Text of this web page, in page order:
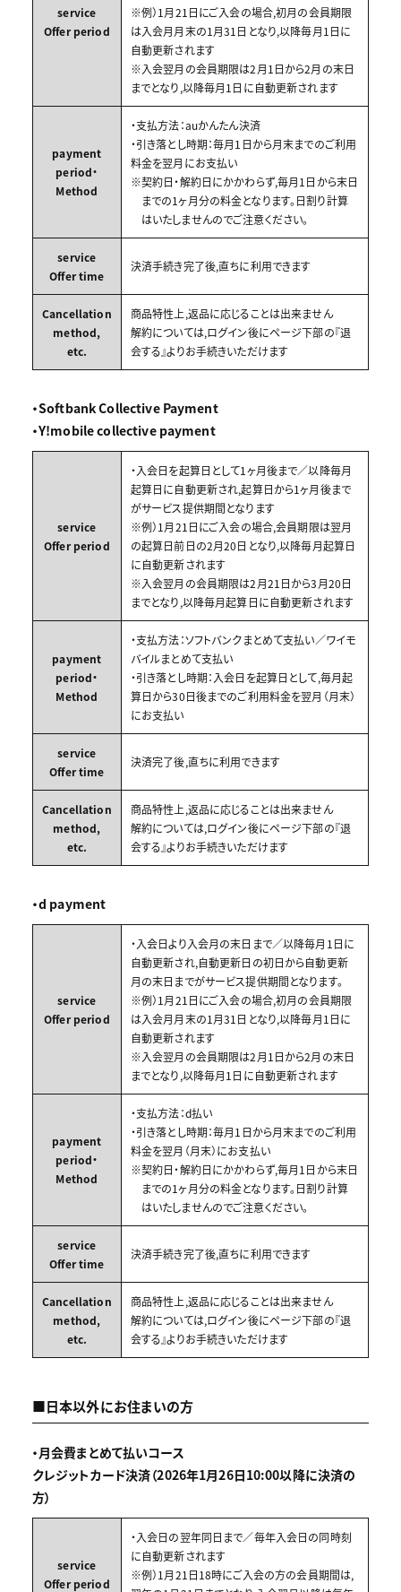
service
Offer period
※例）1月21日にご入会の場合,初月の会員期限
は入会月月末の1月31日となり,以降毎月1日に
自動更新されます
※入会翌月の会員期限は2月1日から2月の末日
までとなり,以降毎月1日に自動更新されます
payment
period・
Method
・支払方法：auかんたん決済
・引き落とし時期：毎月1日から月末までのご利用
料金を翌月にお支払い
※契約日・解約日にかかわらず,毎月1日から末日
までの1ヶ月分の料金となります。日割り計算
はいたしませんのでご注意ください。
service
Offer time
決済手続き完了後,直ちに利用できます
Cancellation
method,
etc.
商品特性上,返品に応じることは出来ません
解約については,ログイン後にページ下部の『退
会する』よりお手続きいただけます
・Softbank Collective Payment
・Y!mobile collective payment
service
Offer period
・入会日を起算日として1ヶ月後まで／以降毎月
起算日に自動更新され,起算日から1ヶ月後まで
がサービス提供期間となります
※例）1月21日にご入会の場合,会員期限は翌月
の起算日前日の2月20日となり,以降毎月起算日
に自動更新されます
※入会翌月の会員期限は2月21日から3月20日
までとなり,以降毎月起算日に自動更新されます
payment
period・
Method
・支払方法：ソフトバンクまとめて支払い／ワイモ
バイルまとめて支払い
・引き落とし時期：入会日を起算日として,毎月起
算日から30日後までのご利用料金を翌月（月末）
にお支払い
service
Offer time
決済完了後,直ちに利用できます
Cancellation
method,
etc.
商品特性上,返品に応じることは出来ません
解約については,ログイン後にページ下部の『退
会する』よりお手続きいただけます
・d payment
service
Offer period
・入会日より入会月の末日まで／以降毎月1日に
自動更新され,自動更新日の初日から自動更新
月の末日までがサービス提供期間となります。
※例）1月21日にご入会の場合,初月の会員期限
は入会月月末の1月31日となり,以降毎月1日に
自動更新されます
※入会翌月の会員期限は2月1日から2月の末日
までとなり,以降毎月1日に自動更新されます
payment
period・
Method
・支払方法：d払い
・引き落とし時期：毎月1日から月末までのご利用
料金を翌月（月末）にお支払い
※契約日・解約日にかかわらず,毎月1日から末日
までの1ヶ月分の料金となります。日割り計算
はいたしませんのでご注意ください。
service
Offer time
決済手続き完了後,直ちに利用できます
Cancellation
method,
etc.
商品特性上,返品に応じることは出来ません
解約については,ログイン後にページ下部の『退
会する』よりお手続きいただけます
■日本以外にお住まいの方
・月会費まとめて払いコース
クレジットカード決済（2026年1月26日10:00以降に決済の
方）
service
Offer period
・入会日の翌年同日まで／毎年入会日の同時刻
に自動更新されます
※例）1月21日18時にご入会の方の会員期間は,